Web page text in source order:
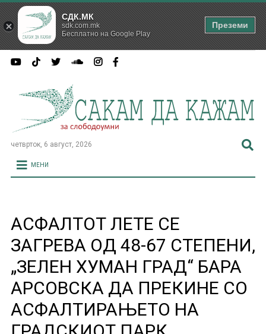
четврток, 6 август, 2026
МЕНИ
АСФАЛТОТ ЛЕТЕ СЕ
ЗАГРЕВА ОД 48-67 СТЕПЕНИ,
„ЗЕЛЕН ХУМАН ГРАД“ БАРА
АРСОВСКА ДА ПРЕКИНЕ СО
АСФАЛТИРАЊЕТО НА
СДК.МК
sdk.com.mk
Бесплатно на Google Play
Преземи